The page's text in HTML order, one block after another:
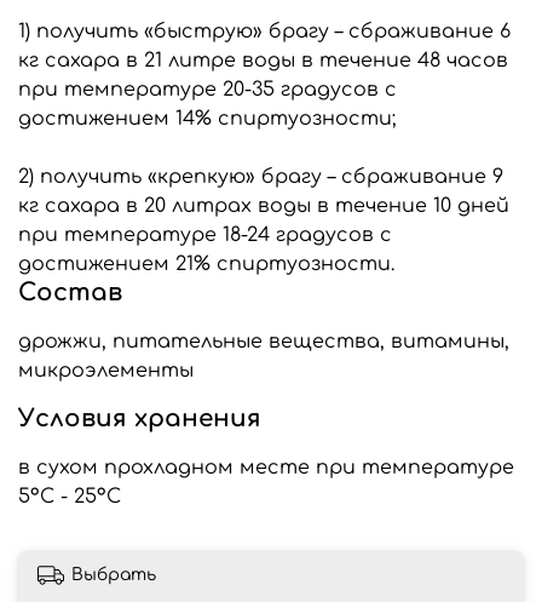
1) получить «быструю» брагу – сбраживание 6
кг сахара в 21 литре воды в течение 48 часов
при температуре 20-35 градусов с
достижением 14% спиртуозности;
2) получить «крепкую» брагу – сбраживание 9
кг сахара в 20 литрах воды в течение 10 дней
при температуре 18-24 градусов с
достижением 21% спиртуозности.
Состав
дрожжи, питательные вещества, витамины,
микроэлементы
Условия хранения
в сухом прохладном месте при температуре
5°C - 25°C
Выбрать